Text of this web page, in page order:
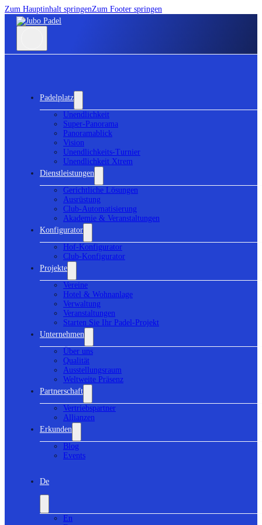
Zum Hauptinhalt springenZum Footer springen
Padelplatz
Unendlichkeit
Super-Panorama
Panoramablick
Vision
Unendlichkeits-Turnier
Unendlichkeit Xtrem
Dienstleistungen
Gerichtliche Lösungen
Ausrüstung
Club-Automatisierung
Akademie & Veranstaltungen
Konfigurator
Hof-Konfigurator
Club-Konfigurator
Projekte
Vereine
Hotel & Wohnanlage
Verwaltung
Veranstaltungen
Starten Sie Ihr Padel-Projekt
Unternehmen
Über uns
Qualität
Ausstellungsraum
Weltweite Präsenz
Partnerschaft
Vertriebspartner
Allianzen
Erkunden
Blog
Events
De
En